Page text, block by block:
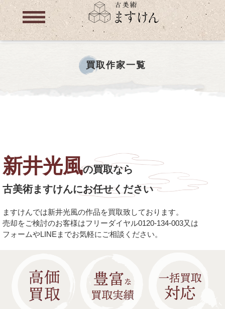
買取作家一覧
新井光風の買取なら
古美術ますけんにお任せください
ますけんでは新井光風の作品を買取致しております。
売却をご検討のお客様はフリーダイヤル0120-134-003又は
フォームやLINEまでお気軽にご相談ください。